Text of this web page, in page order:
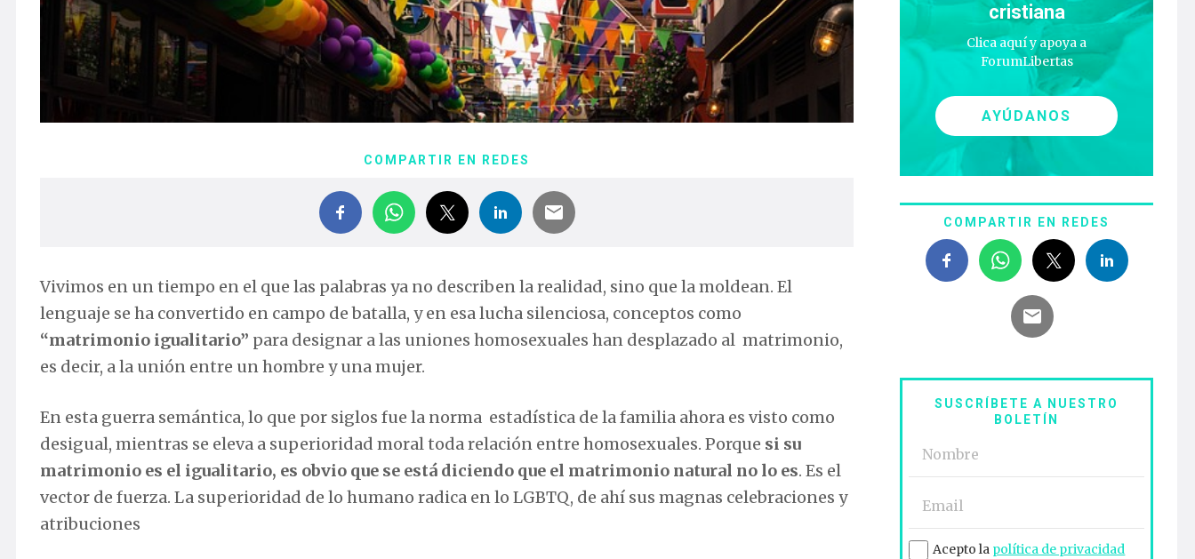
COMPARTIR EN REDES
Vivimos en un tiempo en el que las palabras ya no describen la realidad, sino que la moldean. El
lenguaje se ha convertido en campo de batalla, y en esa lucha silenciosa, conceptos como
“matrimonio igualitario” para designar a las uniones homosexuales han desplazado al matrimonio,
es decir, a la unión entre un hombre y una mujer.
En esta guerra semántica, lo que por siglos fue la norma estadística de la familia ahora es visto como
desigual, mientras se eleva a superioridad moral toda relación entre homosexuales. Porque si su
matrimonio es el igualitario, es obvio que se está diciendo que el matrimonio natural no lo es. Es el
vector de fuerza. La superioridad de lo humano radica en lo LGBTQ, de ahí sus magnas celebraciones y
atribuciones
cristiana
Clica aquí y apoya a
ForumLibertas
AYÚDANOS
COMPARTIR EN REDES
SUSCRÍBETE A NUESTRO
BOLETÍN
Acepto la política de privacidad